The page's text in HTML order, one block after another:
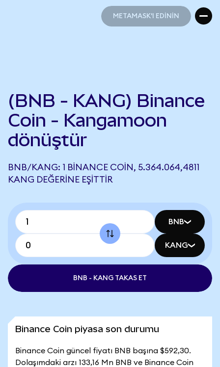
METAMASK'I EDİNİN
(BNB - KANG) Binance
Coin - Kangamoon
dönüştür
BNB/KANG: 1 BINANCE COIN, 5.364.064,4811
KANG DEĞERINE EŞITTIR
BNB
KANG
BNB - KANG TAKAS ET
Binance Coin piyasa son durumu
Binance Coin güncel fiyatı BNB başına $592,30.
Dolaşımdaki arzı 133,16 Mn BNB ve Binance Coin